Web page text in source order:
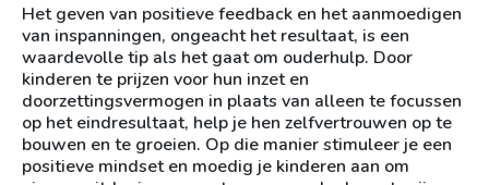
Het geven van positieve feedback en het aanmoedigen
van inspanningen, ongeacht het resultaat, is een
waardevolle tip als het gaat om ouderhulp. Door
kinderen te prijzen voor hun inzet en
doorzettingsvermogen in plaats van alleen te focussen
op het eindresultaat, help je hen zelfvertrouwen op te
bouwen en te groeien. Op die manier stimuleer je een
positieve mindset en moedig je kinderen aan om